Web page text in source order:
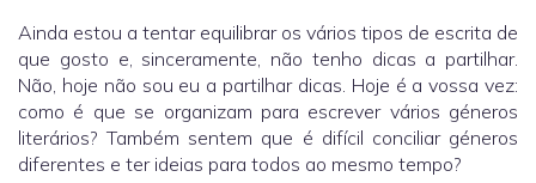
Ainda estou a tentar equilibrar os vários tipos de escrita de
que gosto e, sinceramente, não tenho dicas a partilhar.
Não, hoje não sou eu a partilhar dicas. Hoje é a vossa vez:
como é que se organizam para escrever vários géneros
literários? Também sentem que é difícil conciliar géneros
diferentes e ter ideias para todos ao mesmo tempo?